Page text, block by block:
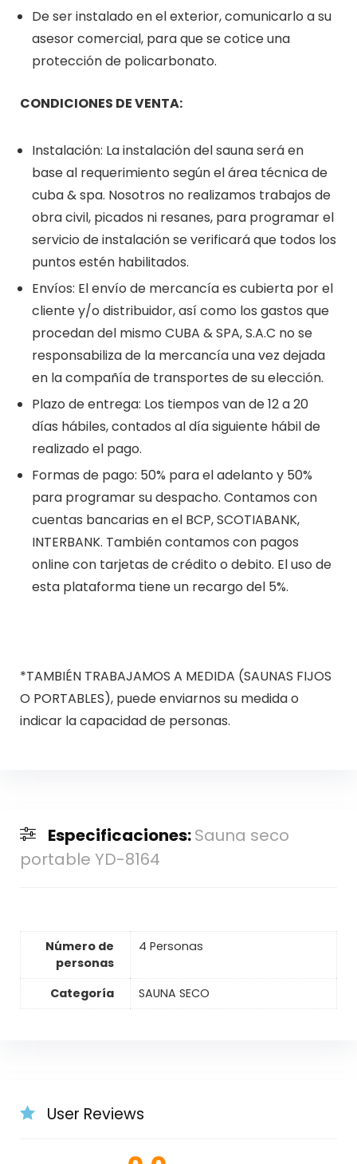
De ser instalado en el exterior, comunicarlo a su
asesor comercial, para que se cotice una
protección de policarbonato.
CONDICIONES DE VENTA:
Instalación: La instalación del sauna será en
base al requerimiento según el área técnica de
cuba & spa. Nosotros no realizamos trabajos de
obra civil, picados ni resanes, para programar el
servicio de instalación se verificará que todos los
puntos estén habilitados.
Envíos: El envío de mercancía es cubierta por el
cliente y/o distribuidor, así como los gastos que
procedan del mismo CUBA & SPA, S.A.C no se
responsabiliza de la mercancía una vez dejada
en la compañía de transportes de su elección.
Plazo de entrega: Los tiempos van de 12 a 20
días hábiles, contados al día siguiente hábil de
realizado el pago.
Formas de pago: 50% para el adelanto y 50%
para programar su despacho. Contamos con
cuentas bancarias en el BCP, SCOTIABANK,
INTERBANK. También contamos con pagos
online con tarjetas de crédito o debito. El uso de
esta plataforma tiene un recargo del 5%.
*TAMBIÉN TRABAJAMOS A MEDIDA (SAUNAS FIJOS
O PORTABLES), puede enviarnos su medida o
indicar la capacidad de personas.
Especificaciones:Sauna seco
portable YD-8164
Número de
personas
4 Personas
Categoría SAUNA SECO
User Reviews